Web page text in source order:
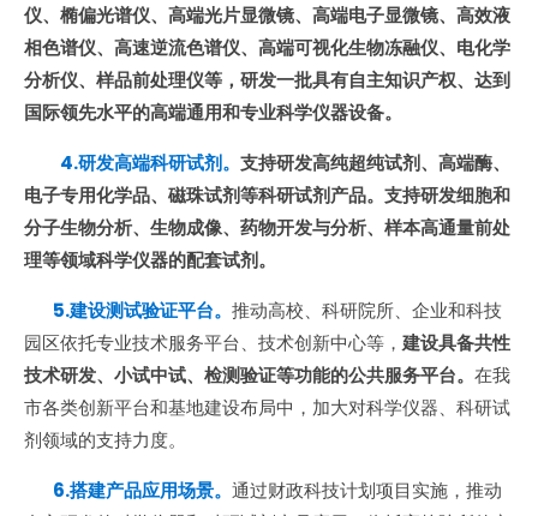
仪、椭偏光谱仪、高端光片显微镜、高端电子显微镜、高效液
相色谱仪、高速逆流色谱仪、高端可视化生物冻融仪、电化学
分析仪、样品前处理仪等，研发一批具有自主知识产权、达到
国际领先水平的高端通用和专业科学仪器设备。
4.研发高端科研试剂。 支持研发高纯超纯试剂、高端酶、
电子专用化学品、磁珠试剂等科研试剂产品。支持研发细胞和
分子生物分析、生物成像、药物开发与分析、样本高通量前处
理等领域科学仪器的配套试剂。
5.建设测试验证平台。 推动高校、科研院所、企业和科技
园区依托专业技术服务平台、技术创新中心等， 建设具备共性
技术研发、小试中试、检测验证等功能的公共服务平台。 在我
市各类创新平台和基地建设布局中，加大对科学仪器、科研试
剂领域的支持力度。
6.搭建产品应用场景。 通过财政科技计划项目实施，推动